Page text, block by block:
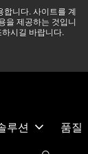
합니다. 사이트를 계
을 제공하는 것입니
시길 바랍니다.
, 모든 서비스는
보기 →
루션
품질